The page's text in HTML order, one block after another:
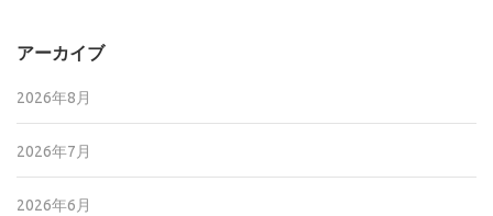
アーカイブ
2026年8月
2026年7月
2026年6月